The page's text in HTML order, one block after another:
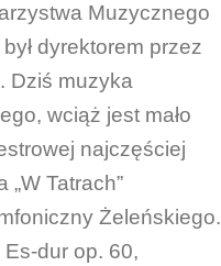
Muzycznego
dyrektorem przez
Dziś muzyka
wciąż jest mało
najczęściej
„W Tatrach”
Żeleńskiego.
dur op. 60,